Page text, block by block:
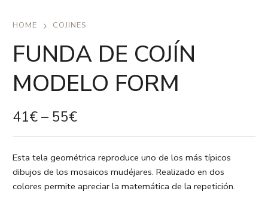
HOME COJINES
FUNDA DE COJÍN
MODELO FORM
41€– 55€
Esta tela geométrica reproduce uno de los más típicos
dibujos de los mosaicos mudéjares. Realizado en dos
colores permite apreciar la matemática de la repetición.